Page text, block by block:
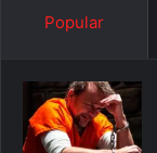
Popular